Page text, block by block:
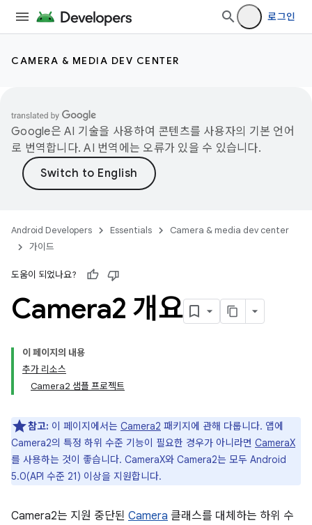
로그인
CAMERA & MEDIA DEV CENTER
Google은 AI 기술을 사용하여 콘텐츠를 사용자의 기본 언어
로 번역합니다. AI 번역에는 오류가 있을 수 있습니다.
Android Developers Essentials
Camera & media dev center
가이드
도움이 되었나요?
Camera2 개요
이 페이지의 내용
추가 리소스
Camera2 샘플 프로젝트
참고: 이 페이지에서는 Camera2 패키지에 관해 다룹니다. 앱에
Camera2의 특정 하위 수준 기능이 필요한 경우가 아니라면 CameraX
를 사용하는 것이 좋습니다. CameraX와 Camera2는 모두 Android
5.0(API 수준 21) 이상을 지원합니다.
Camera2는 지원 중단된 Camera 클래스를 대체하는 하위 수